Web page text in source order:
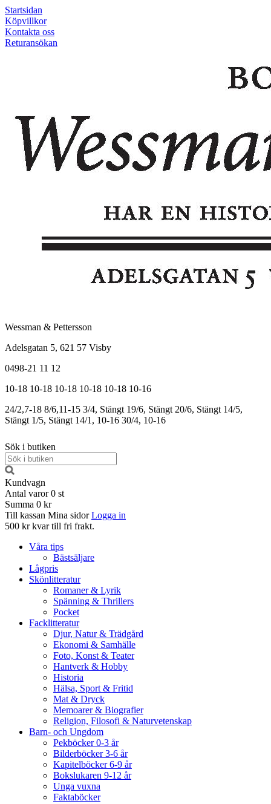
Startsidan
Köpvillkor
Kontakta oss
Returansökan
Wessman & Pettersson
Adelsgatan 5, 621 57 Visby
0498-21 11 12
10-18 10-18 10-18 10-18 10-18 10-16
24/2,7-18 8/6,11-15 3/4, Stängt 19/6, Stängt 20/6, Stängt 14/5,
Stängt 1/5, Stängt 14/1, 10-16 30/4, 10-16
Sök i butiken
Kundvagn
Antal varor 0 st
Summa 0 kr
Till kassan Mina sidor Logga in
500 kr kvar till fri frakt.
Våra tips
Bästsäljare
Lågpris
Skönlitteratur
Romaner & Lyrik
Spänning & Thrillers
Pocket
Facklitteratur
Djur, Natur & Trädgård
Ekonomi & Samhälle
Foto, Konst & Teater
Hantverk & Hobby
Historia
Hälsa, Sport & Fritid
Mat & Dryck
Memoarer & Biografier
Religion, Filosofi & Naturvetenskap
Barn- och Ungdom
Pekböcker 0-3 år
Bilderböcker 3-6 år
Kapitelböcker 6-9 år
Bokslukaren 9-12 år
Unga vuxna
Faktaböcker